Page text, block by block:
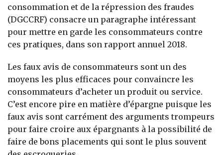
consommation et de la répression des fraudes
(DGCCRF) consacre un paragraphe intéressant
pour mettre en garde les consommateurs contre
ces pratiques, dans son rapport annuel 2018.
Les faux avis de consommateurs sont un des
moyens les plus efficaces pour convaincre les
consommateurs d’acheter un produit ou service.
C’est encore pire en matière d’épargne puisque les
faux avis sont carrément des arguments trompeurs
pour faire croire aux épargnants à la possibilité de
faire de bons placements qui sont le plus souvent